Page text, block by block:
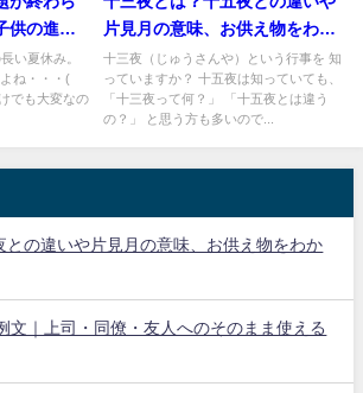
供の進め
い夏休み。
ね・・・(
でも大変なの
片見月の意味、お供え物をわか
りやすく解説
十三夜（じゅうさんや）という行事を 知
っていますか？ 十五夜は知っていても、
「十三夜って何？」 「十五夜とは違う
の？」 と思う方も多いので...
との違いや片見月の意味、お供え物をわか
文｜上司・同僚・友人へのそのまま使える